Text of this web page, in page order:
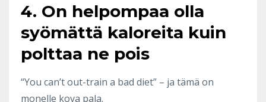
4. On helpompaa olla
syömättä kaloreita kuin
polttaa ne pois
“You can’t out-train a bad diet” – ja tämä on
monelle kova pala.